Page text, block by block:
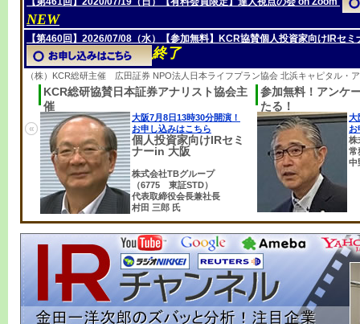
NEW
【第460回】2026/07/08（水）【参加無料】KCR協賛個人投資家向けIRセ
終了
（株）KCR総研主催 広田証券 NPO法人日本ライフプラン協会 北浜キャピタル・
KCR総研協賛日本証券アナリスト協会主
催
大阪7月8日13時30分開演！
お申し込みはこちら
個人投資家向けIRセミ
ナーin 大阪
株式会社TBグループ
（6775 東証STD）
代表取締役会長兼社長
村田 三郎 氏
参加無料！アンケ
たる！
大
お
株
常
«